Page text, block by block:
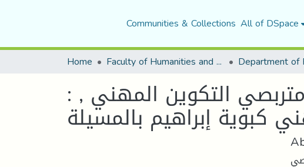
Communities & Collections All of DSpace
Home Faculty of Humanities and Social Sciences Department of
: النضج المهني وعلاقته بدافعية التعلم لدى متربصي التكوين المهني ,
كبوية إبراهيم بالمسيلة